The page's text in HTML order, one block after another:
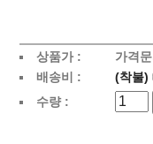
상품가 :
가격문
배송비 :
(착불)
수량 :